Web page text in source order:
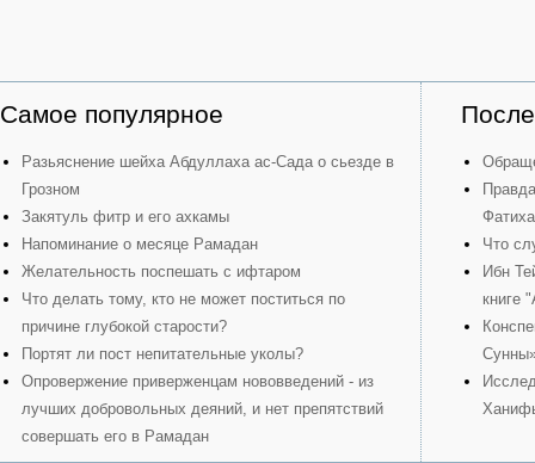
Самое популярное
Разьяснение шейха Абдуллаха ас-Сада о сьезде в
Грозном
Закятуль фитр и его ахкамы
Напоминание о месяце Рамадан
Желательность поспешать с ифтаром
Что делать тому, кто не может поститься по
причине глубокой старости?
Портят ли пост непитательные уколы?
Опровержение приверженцам нововведений - из
лучших добровольных деяний, и нет препятствий
совершать его в Рамадан
Что
Ибн
книге